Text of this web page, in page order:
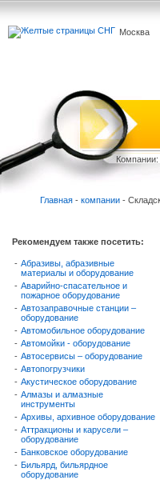
Москва
Компании:
Главная - компании -
Рекомендуем также посетить:
- Абразивы, абразивные
материалы и оборудование
- Аварийно-спасательное и
пожарное оборудование
- Автозаправочные станции –
оборудование
- Автомобильное оборудование
- Автомойки - оборудование
- Автосервисы – оборудование
- Автопогрузчики
- Акустическое оборудование
- Алмазы и алмазные
инструменты
- Архивы, архивное оборудование
- Аттракционы и карусели –
оборудование
- Банковское оборудование
- Бильярд, бильярдное
оборудование